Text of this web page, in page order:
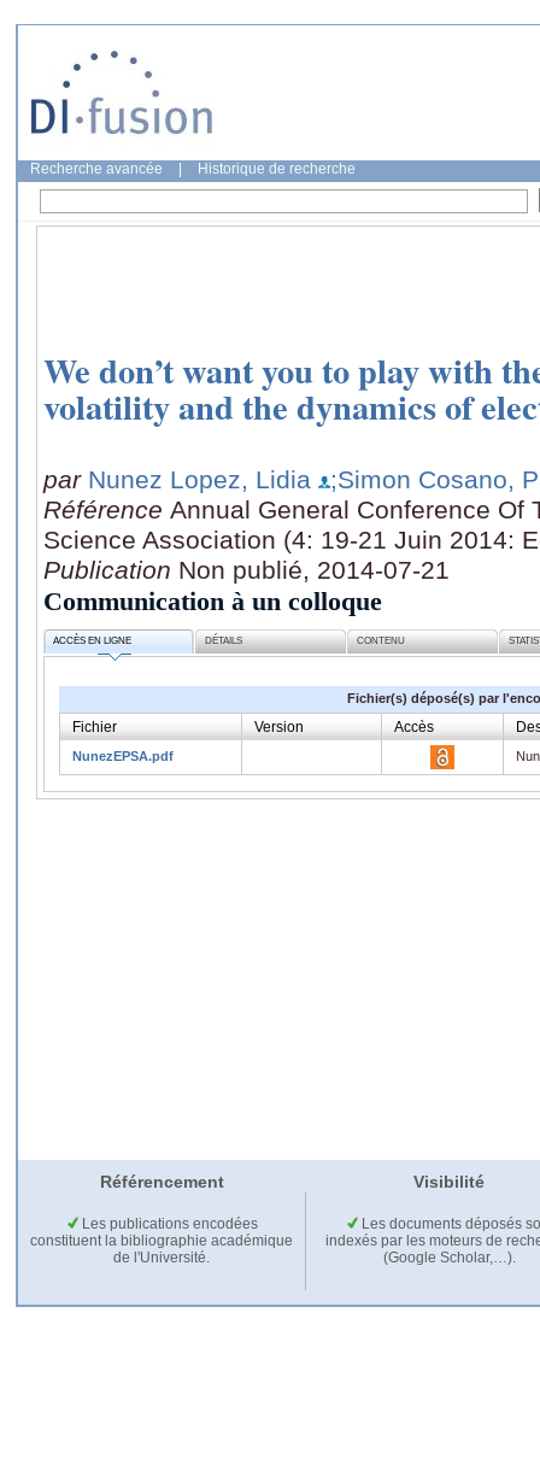
Recherche avancée Historique de recherche
We don’t want you to play with
volatility and the dynamics of
par Nunez Lopez, Lidia
;Simon Cosano,
Référence Annual General Conference Of
Science Association (4: 19-21 Juin 2014:
Publication Non publié, 2014-07-21
Communication à un colloque
ACCÈS EN LIGNE DÉTAILS CONTENU
Fichier(s) déposé(s) par
Fichier Version Accès
NunezEPSA.pdf
Référencement Visibilité
Les publications encodées
constituent la bibliographie académique
de l'Université.
Les documents déposés
indexés par les moteurs de
(Google Scholar,…).